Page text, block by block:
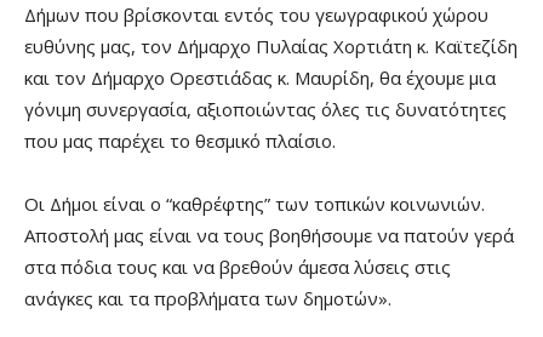
Δήμων που βρίσκονται εντός του γεωγραφικού χώρου
ευθύνης μας, τον Δήμαρχο Πυλαίας Χορτιάτη κ. Καϊτεζίδη
και τον Δήμαρχο Ορεστιάδας κ. Μαυρίδη, θα έχουμε μια
γόνιμη συνεργασία, αξιοποιώντας όλες τις δυνατότητες
που μας παρέχει το θεσμικό πλαίσιο.
Οι Δήμοι είναι ο “καθρέφτης” των τοπικών κοινωνιών.
Αποστολή μας είναι να τους βοηθήσουμε να πατούν γερά
στα πόδια τους και να βρεθούν άμεσα λύσεις στις
ανάγκες και τα προβλήματα των δημοτών».